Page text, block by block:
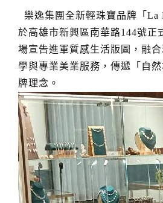
樂逸集團全新輕珠寶品牌「La
於高雄市新興區南華路144號正
場宣告進軍質感生活版圖，融
學與專業美業服務，傳遞「自
牌理念。